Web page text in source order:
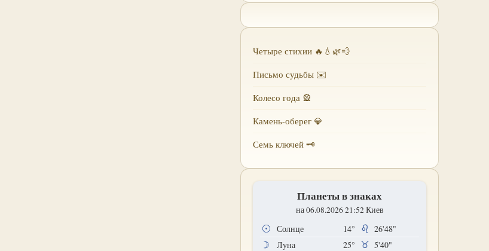
Четыре стихии 🔥💧🌿💨
Письмо судьбы ✉️
Колесо года 🎡
Камень-оберег 💎
Семь ключей 🗝
Планеты в знаках
на 06.08.2026 21:52 Киев
Солнце 14°
26'48"
Луна
25°
5'40"